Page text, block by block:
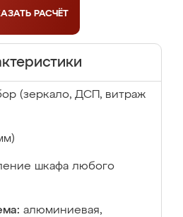
РАСЧЁТ
(зеркало, ДСП, витраж
шкафа любого
алюминиевая,